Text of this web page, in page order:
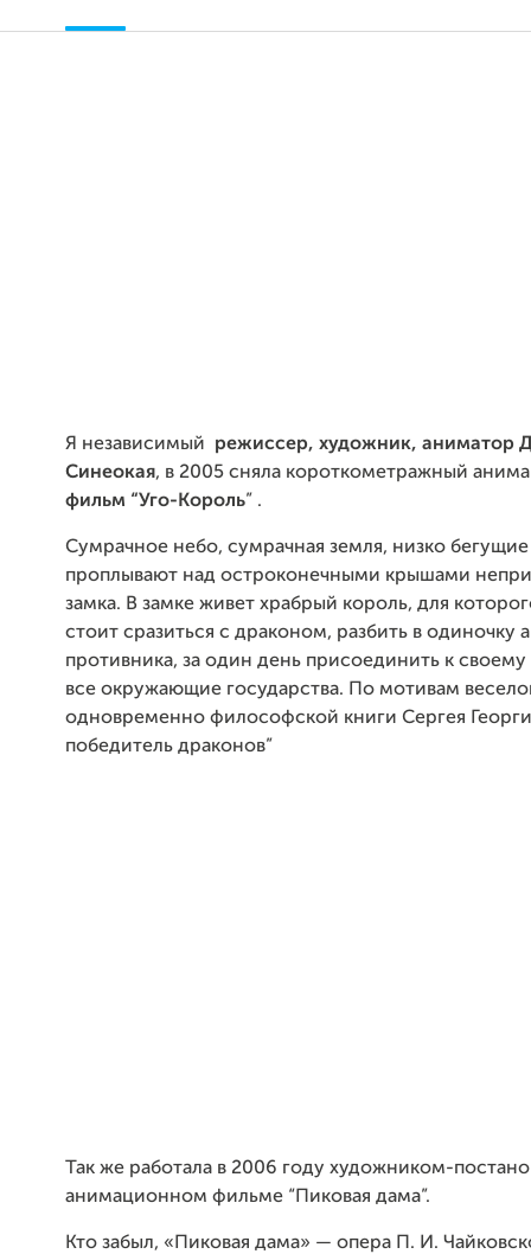
Я независимый режиссер, художник, аниматор
Синеокая, в 2005 сняла короткометражный
фильм “Уго-Король” .
Сумрачное небо, сумрачная земля, низко бегущие
проплывают над остроконечными крышами
замка. В замке живет храбрый король, для
стоит сразиться с драконом, разбить в одиночку
противника, за один день присоединить к своему
все окружающие государства. По мотивам
одновременно философской книги Сергея
победитель драконов”
Так же работала в 2006 году художником-
анимационном фильме “Пиковая дама”.
Кто забыл, «Пиковая дама» — опера П. И.